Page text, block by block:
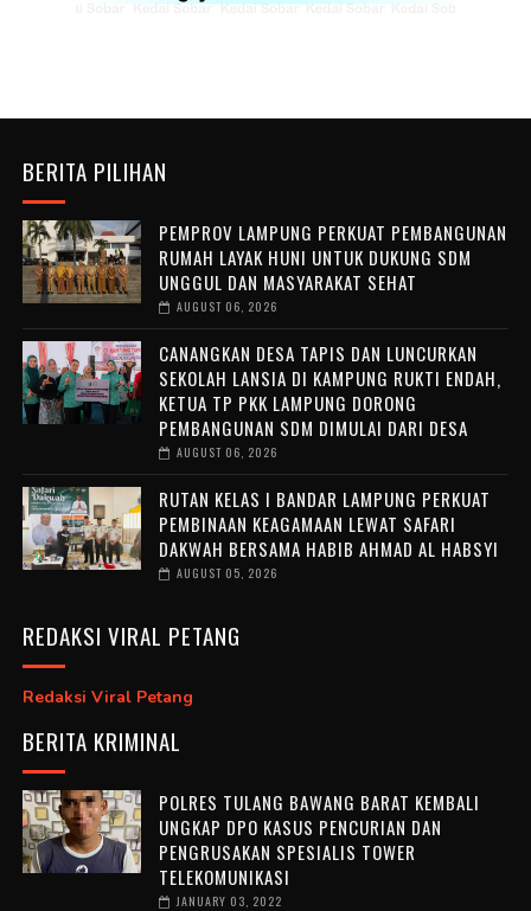
BERITA PILIHAN
PEMPROV LAMPUNG PERKUAT PEMBANGUNAN
RUMAH LAYAK HUNI UNTUK DUKUNG SDM
UNGGUL DAN MASYARAKAT SEHAT
AUGUST 06, 2026
CANANGKAN DESA TAPIS DAN LUNCURKAN
SEKOLAH LANSIA DI KAMPUNG RUKTI ENDAH,
KETUA TP PKK LAMPUNG DORONG
PEMBANGUNAN SDM DIMULAI DARI DESA
AUGUST 06, 2026
RUTAN KELAS I BANDAR LAMPUNG PERKUAT
PEMBINAAN KEAGAMAAN LEWAT SAFARI
DAKWAH BERSAMA HABIB AHMAD AL HABSYI
AUGUST 05, 2026
REDAKSI VIRAL PETANG
Redaksi Viral Petang
BERITA KRIMINAL
POLRES TULANG BAWANG BARAT KEMBALI
UNGKAP DPO KASUS PENCURIAN DAN
PENGRUSAKAN SPESIALIS TOWER
TELEKOMUNIKASI
JANUARY 03, 2022